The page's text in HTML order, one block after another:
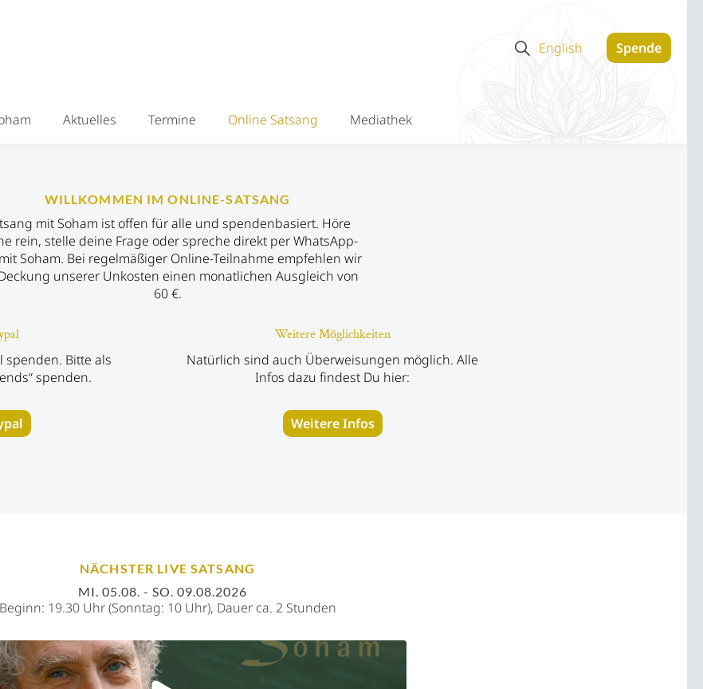
Aktuelles Termine Online Satsang Mediathek
English Spende
WILLKOMMEN IM ONLINE-SATSANG
mit Soham ist offen für alle und spendenbasiert. Höre
rein, stelle deine Frage oder spreche direkt per WhatsApp-
Soham. Bei regelmäßiger Online-Teilnahme empfehlen wir
unserer Unkosten einen monatlichen Ausgleich von
60 €.
spenden. Bitte als
spenden.
Weitere Möglichkeiten
Natürlich sind auch Überweisungen möglich. Alle
Infos dazu findest Du hier:
Weitere Infos
NÄCHSTER LIVE SATSANG
MI. 05.08. - SO. 09.08.2026
Beginn: 19.30 Uhr (Sonntag: 10 Uhr), Dauer ca. 2 Stunden